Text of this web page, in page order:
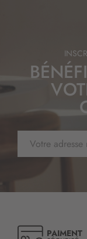
s
PAIMENT